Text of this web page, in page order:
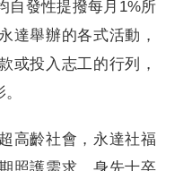
自發性提撥每月1%所
達舉辦的各式活動，
或投入志工的行列，
高齡社會，永達社福